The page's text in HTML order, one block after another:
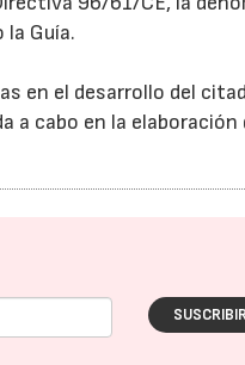
Guía.
en el desarrollo del
cabo en la elaboración